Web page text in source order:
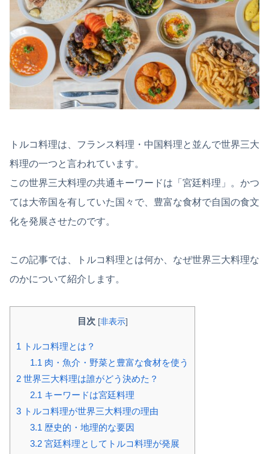
トルコ料理は、フランス料理・中国料理と並んで世界三大
料理の一つと言われています。
この世界三大料理の共通キーワードは「宮廷料理」。かつ
ては大帝国を有していた国々で、豊富な食材で自国の食文
化を発展させたのです。
この記事では、トルコ料理とは何か、なぜ世界三大料理な
のかについて紹介します。
目次 [非表示]
1 トルコ料理とは？
1.1 肉・魚介・野菜と豊富な食材を使う
2 世界三大料理は誰がどう決めた？
2.1 キーワードは宮廷料理
3 トルコ料理が世界三大料理の理由
3.1 歴史的・地理的な要因
3.2宮廷料理としてトルコ料理が発展